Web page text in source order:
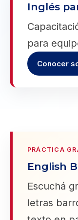
Inglés
para
Conocer
PRÁCTICA
English
Escuchá
letras